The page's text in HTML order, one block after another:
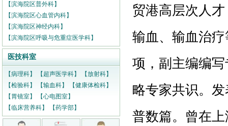
【滨海院区普外科】
【滨海院区心血管内科】
【滨海院区神经内科】
【滨海院区呼吸与危重症医学科】
医技科室
【病理科】 【超声医学科】
【放射科】
【检验科】
【输血科】
【健康体检科】
【胃镜室】
【心电图室】
【临床营养科】
【药学部】
贸港高层次人
输血、输血治
项，副主编编
略专家共识。
普数篇。曾在